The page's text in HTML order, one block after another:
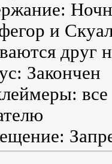
и
друг
Закончен